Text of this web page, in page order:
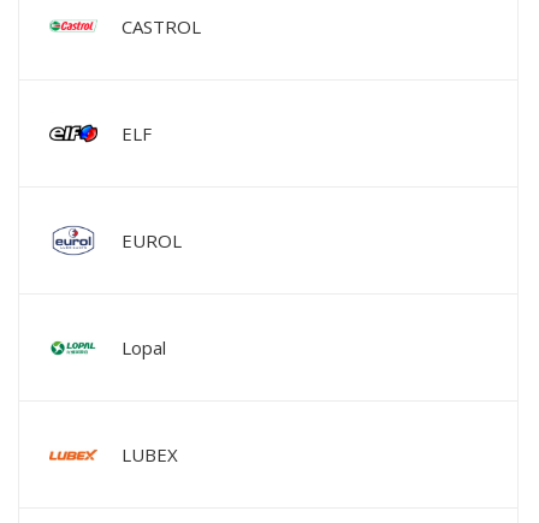
CASTROL
ELF
EUROL
Lopal
LUBEX